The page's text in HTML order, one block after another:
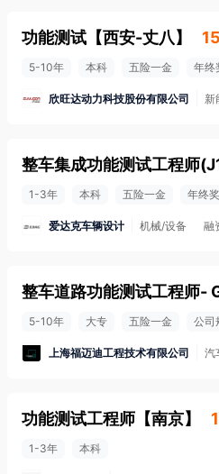
功能测试 【西安-丈八 】
5-10年 本科 五险一金 年终
欣旺达动力科技股份有限公司 新
整车集成功能测试工程师
1-3年 本科 五险一金 年终
爱达克车辆设计 机械/设备 融
整车道路功能测试工程师-
5-10年 大专 五险一金 公司
上海福迈迪工程技术有限公司 汽
功能测试工程师 【南京】
1-3年 本科